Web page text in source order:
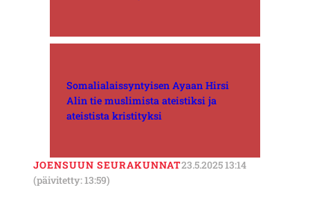
Somalialaissyntyisen Ayaan Hirsi
Alin tie muslimista ateistiksi ja
ateistista kristityksi
JOENSUUN SEURAKUNNAT23.5.2025 13:14
(päivitetty: 13:59)